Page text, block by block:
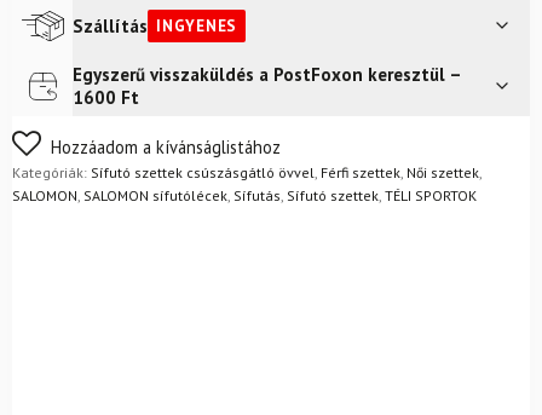
Hard
mászó
moher
övvel
kötéssel
bakancs
Salomon
Szállítás INGYENES
Futár a címreIngyenes
Egyszerű visszaküldés a PostFoxon keresztül –
1600 Ft
Nem biztos a választásában? Semmi gond – a terméket
egyszerűen visszaküldheti 14 napon belül, indoklás nélkül.
Mik a visszaküldés feltételei?
Hozzáadom a kívánságlistához
Kategóriák: Sífutó szettek csúszásgátló övvel, Férfi szettek, Női szettek,
SALOMON, SALOMON sífutólécek, Sífutás, Sífutó szettek, TÉLI SPORTOK